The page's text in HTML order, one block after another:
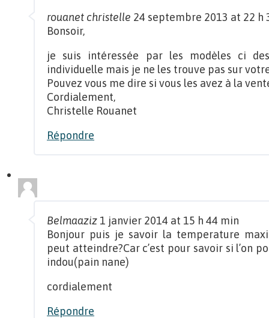
rouanet christelle 24 septembre 2013 at 22 h
Bonsoir,
je suis intéressée par les modèles ci
individuelle mais je ne les trouve pas sur
Pouvez vous me dire si vous les avez à la
Cordialement,
Christelle Rouanet
Répondre
Belmaaziz 1 janvier 2014 at 15 h 44 min
Bonjour puis je savoir la temperature
peut atteindre?Car c’est pour savoir si l’on
indou(pain nane)
cordialement
Répondre